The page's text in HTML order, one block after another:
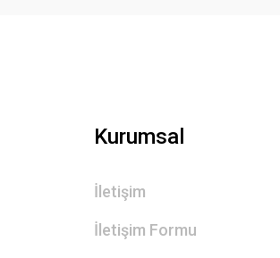
Kurumsal
İletişim
İletişim Formu